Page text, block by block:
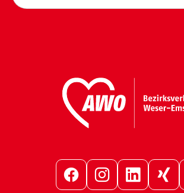
FacebookInstagramLinkedInXing